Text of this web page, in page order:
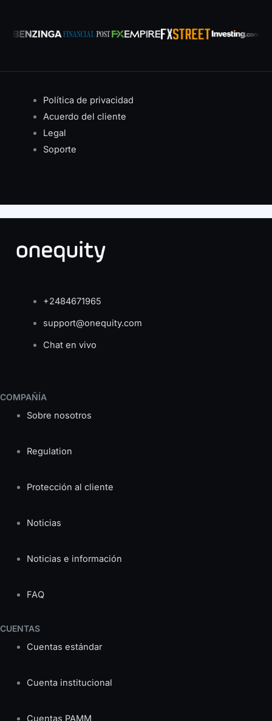
Política de privacidad
Acuerdo del cliente
Legal
Soporte
+2484671965
support@onequity.com
Chat en vivo
COMPAÑÍA
Sobre nosotros
Regulation
Protección al cliente
Noticias
Noticias e información
FAQ
CUENTAS
Cuentas estándar
Cuenta institucional
Cuentas PAMM